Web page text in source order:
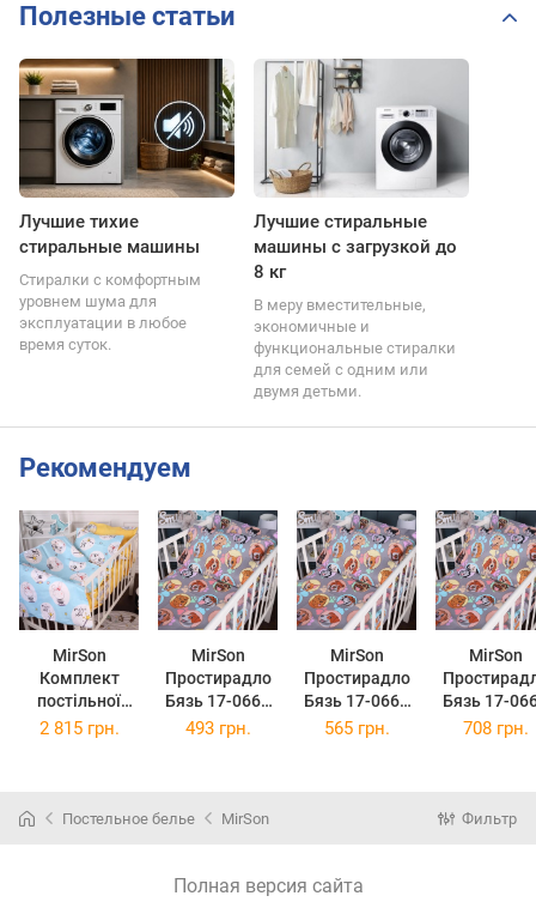
Полезные статьи
Лучшие тихие
стиральные машины
Стиралки с комфортным
уровнем шума для
эксплуатации в любое
время суток.
Лучшие стиральные
машины с загрузкой до
8 кг
В меру вместительные,
экономичные и
функциональные стиралки
для семей с одним или
двумя детьми.
Рекомендуем
MirSon
Комплект
постільної
білизни
and Bunnies
MirSon
Простирадло
Бязь 17-0661
Happy Dogs
MirSon
Простирадло
Бязь 17-0661
Happy Dogs
MirSon
Бязь 17-
Happy
2 815 грн. 493 грн. 565 грн. 708 грн.
Постельное белье MirSon Фильтр
Полная версия сайта